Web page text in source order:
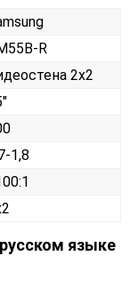
R
2х2
1,8
языке